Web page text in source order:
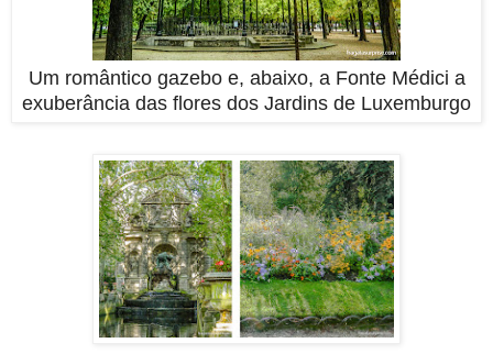
Um romântico gazebo e, abaixo, a Fonte Médici a
exuberância das flores dos Jardins de Luxemburgo